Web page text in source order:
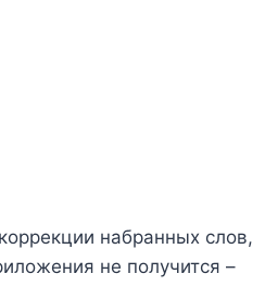
набранных слов,
не получится –